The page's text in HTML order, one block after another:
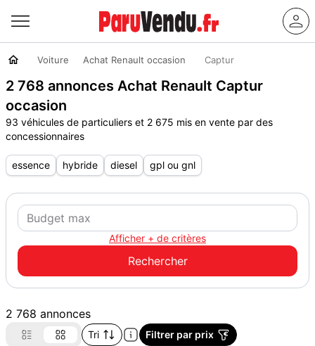
Voiture Achat Renault occasion Captur
2 768 annonces Achat Renault Captur
occasion
93 véhicules de particuliers et 2 675 mis en vente par des
concessionnaires
essence hybride diesel gpl ou gnl
Afficher + de critères
2 768 annonces
Tri Filtrer par prix